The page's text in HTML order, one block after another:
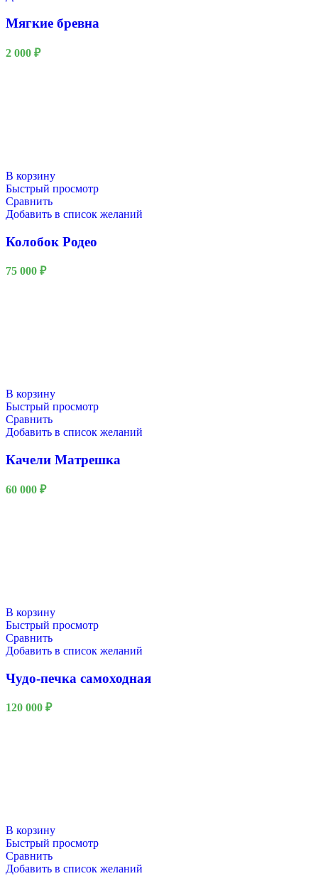
Мягкие бревна
2 000 ₽
В корзину
Быстрый просмотр
Сравнить
Добавить в список желаний
Колобок Родео
75 000 ₽
В корзину
Быстрый просмотр
Сравнить
Добавить в список желаний
Качели Матрешка
60 000 ₽
В корзину
Быстрый просмотр
Сравнить
Добавить в список желаний
Чудо-печка самоходная
120 000 ₽
В корзину
Быстрый просмотр
Сравнить
Добавить в список желаний